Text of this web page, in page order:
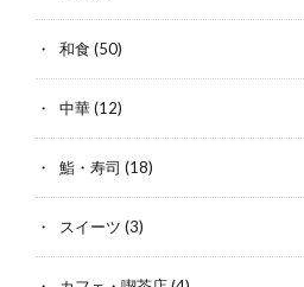
和食 (50)
中華(12)
鮨・寿司 (18)
スイーツ (3)